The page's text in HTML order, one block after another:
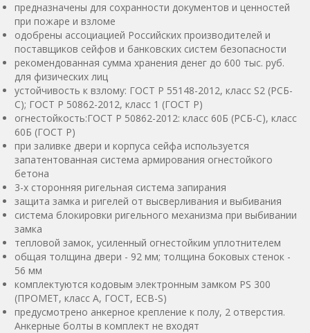
предназначены для сохранности документов и ценностей
при пожаре и взломе
одобрены ассоциацией Российских производителей и
поставщиков сейфов и банковских систем безопасности
рекомендованная сумма хранения денег до 600 тыс. руб.
для физических лиц
устойчивость к взлому: ГОСТ Р 55148-2012, класс S2 (РСБ-
С); ГОСТ Р 50862-2012, класс 1 (ГОСТ Р)
огнестойкость:ГОСТ Р 50862-2012: класс 60Б (РСБ-С), класс
60Б (ГОСТ Р)
при заливке двери и корпуса сейфа используется
запатентованная система армирования огнестойкого
бетона
3-х сторонняя ригельная система запирания
защита замка и ригелей от высверливания и выбивания
система блокировки ригельного механизма при выбивании
замка
тепловой замок, усиленный огнестойким уплотнителем
общая толщина двери - 92 мм; толщина боковых стенок -
56 мм
комплектуются кодовым электронным замком PS 300
(ПРОМЕТ, класс А, ГОСТ, ECB-S)
предусмотрено анкерное крепление к полу, 2 отверстия.
Анкерные болты в комплект не входят